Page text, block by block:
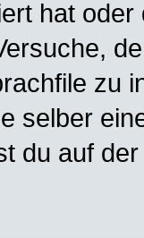
hat
zu
selber
du auf